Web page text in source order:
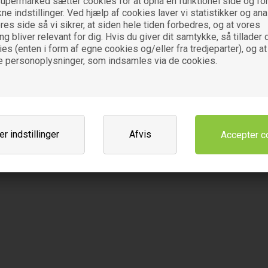
indstillinger. Ved hjælp af cookies laver vi statistikker og
side så vi sikrer, at siden hele tiden forbedres, og at vores
bliver relevant for dig. Hvis du giver dit samtykke, så tillader
(enten i form af egne cookies og/eller fra tredjeparter), og
personoplysninger, som indsamles via de cookies.
indstillinger Afvis
Leverandør
Urtegaarden ApS
Aldershvilevej 1
DK-8961 Allingåbro
Relaterede varer